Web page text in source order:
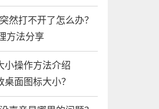
然打不开了怎么办？
方法分享
小操作方法介绍
桌面图标大小？